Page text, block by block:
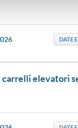
DATE
carrelli elevatori